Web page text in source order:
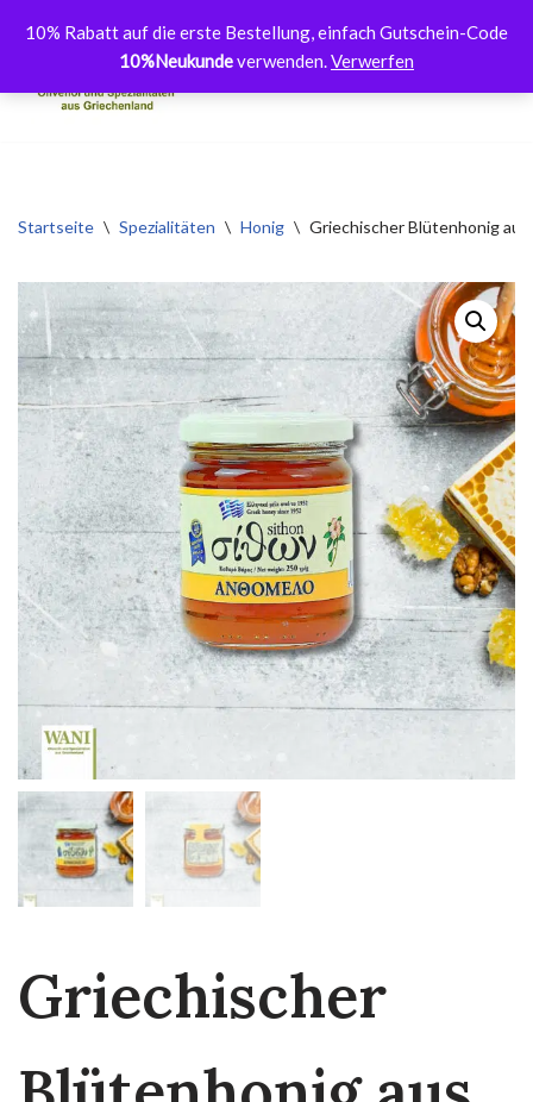
10% Rabatt auf die erste Bestellung, einfach Gutschein-Code
10%Neukundeverwenden.Verwerfen
Inhalt
Startseite \ Spezialitäten \ Honig \ Griechischer Blütenhonig aus
Griechischer